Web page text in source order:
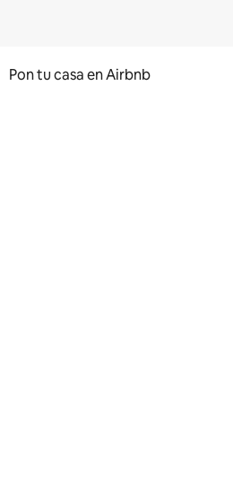
Pon tu casa en Airbnb